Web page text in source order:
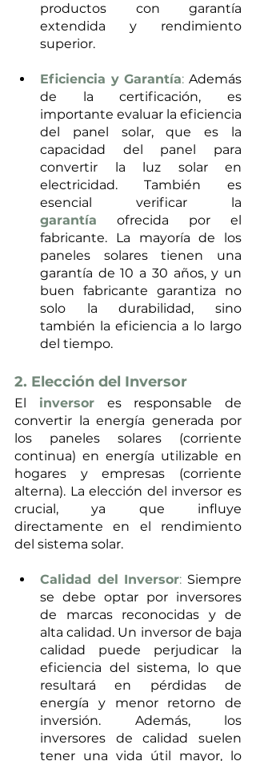
productos con garantía
extendida y rendimiento
superior.
Eficiencia y Garantía: Además
de la certificación, es
importante evaluar la eficiencia
del panel solar, que es la
capacidad del panel para
convertir la luz solar en
electricidad. También es
garantía ofrecida por el
fabricante. La mayoría de los
paneles solares tienen una
garantía de 10 a 30 años, y un
buen fabricante garantiza no
solo la durabilidad, sino
también la eficiencia a lo largo
del tiempo.
2. Elección del Inversor
El inversor es responsable de
convertir la energía generada por
los paneles solares (corriente
continua) en energía utilizable en
hogares y empresas (corriente
alterna). La elección del inversor es
crucial, ya que influye
directamente en el rendimiento
del sistema solar.
Calidad del Inversor: Siempre
se debe optar por inversores
de marcas reconocidas y de
alta calidad. Un inversor de baja
calidad puede perjudicar la
eficiencia del sistema, lo que
resultará en pérdidas de
energía y menor retorno de
inversión. Además, los
inversores de calidad suelen
tener una vida útil mayor, lo